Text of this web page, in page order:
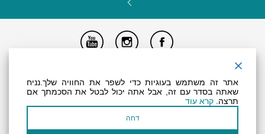
جميع الحقوق محفوظة لـ "أرض (منطقة) البحر الميت ©
אתר זה משתמש בעוגיות כדי לשפר את החוויה שלך.נניח
שאתה בסדר עם זה, אבל אתה יכול לבטל את הסכמתך אם
תרצה. קרא עוד
דחה